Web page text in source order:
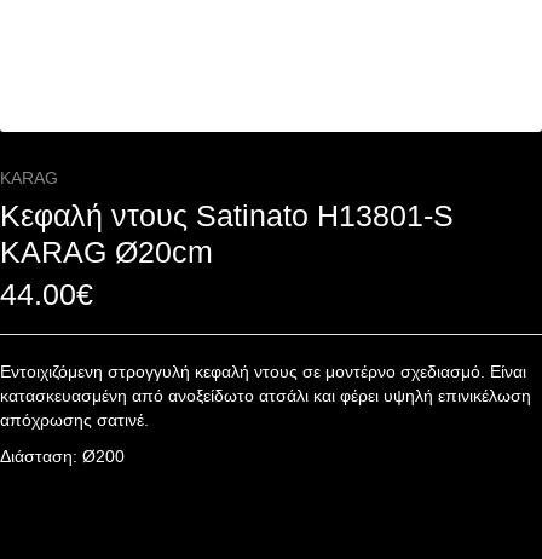
KARAG
Κεφαλή ντους Satinato H13801-S
KARAG Ø20cm
44.00€
Εντοιχιζόμενη στρογγυλή κεφαλή ντους σε μοντέρνο σχεδιασμό. Είναι
κατασκευασμένη από ανοξείδωτο ατσάλι και φέρει υψηλή επινικέλωση
απόχρωσης σατινέ.
Διάσταση: Ø200